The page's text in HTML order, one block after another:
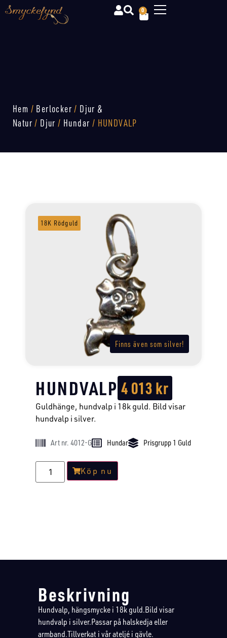
0
Hem / Berlocker / Djur &
Natur / Djur / Hundar / HUNDVALP
Finns även som silver!
18K Rödguld
HUNDVALP 4 013kr
Guldhänge, hundvalp i 18k guld. Bild visar
hundvalp i silver.
Art nr. 4012-G Hundar Prisgrupp 1 Guld
Köp nu
Beskrivning
Hundvalp, hängsmycke i 18k guld.Bild visar
hundvalp i silver.Passar på halskedja eller
armband.Tillverkat i vår ateljé i gävle.